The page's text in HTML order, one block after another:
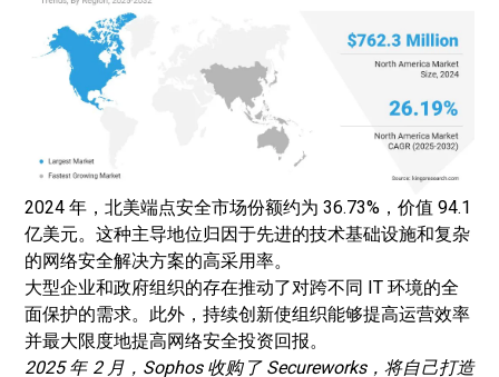
2024 年，北美端点安全市场份额约为 36.73%，价值 94.1
亿美元。这种主导地位归因于先进的技术基础设施和复杂
的网络安全解决方案的高采用率。
大型企业和政府组织的存在推动了对跨不同 IT 环境的全
面保护的需求。此外，持续创新使组织能够提高运营效率
并最大限度地提高网络安全投资回报。
2025 年 2 月，Sophos 收购了 Secureworks，将自己打造